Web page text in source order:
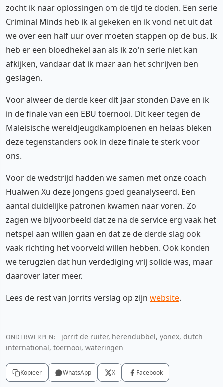
zocht ik naar oplossingen om de tijd te doden. Een serie
Criminal Minds heb ik al gekeken en ik vond net uit dat
we over een half uur over moeten stappen op de bus. Ik
heb er een bloedhekel aan als ik zo'n serie niet kan
afkijken, vandaar dat ik maar aan het schrijven ben
geslagen.
Voor alweer de derde keer dit jaar stonden Dave en ik
in de finale van een EBU toernooi. Dit keer tegen de
Maleisische wereldjeugdkampioenen en helaas bleken
deze tegenstanders ook in deze finale te sterk voor
ons.
Voor de wedstrijd hadden we samen met onze coach
Huaiwen Xu deze jongens goed geanalyseerd. Een
aantal duidelijke patronen kwamen naar voren. Zo
zagen we bijvoorbeeld dat ze na de service erg vaak het
netspel aan willen gaan en dat ze de derde slag ook
vaak richting het voorveld willen hebben. Ook konden
we terugzien dat hun verdediging vrij solide was, maar
daarover later meer.
Lees de rest van Jorrits verslag op zijn website.
ONDERWERPEN:
jorrit de ruiter, herendubbel, yonex, dutch
international, toernooi, wateringen
Kopieer WhatsApp X Facebook